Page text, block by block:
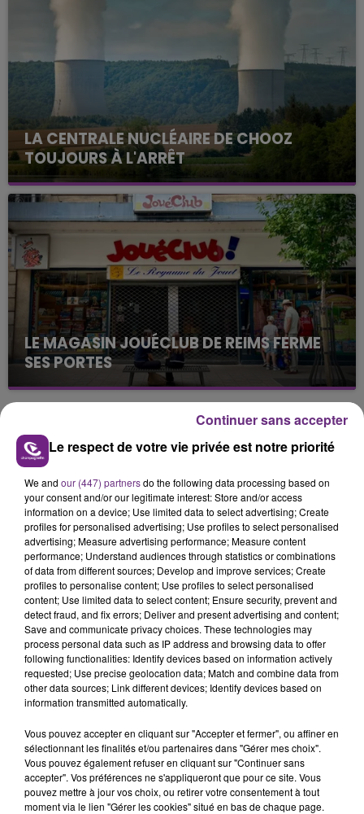
LA CENTRALE NUCLÉAIRE DE CHOOZ
TOUJOURS À L'ARRÊT
Cela fait déjà une semaine que la centrale
nucléaire ardennaise est à l'arrêt. Une situation
justifiée par la sécheresse intense qui est toujours
présente.
LE MAGASIN JOUÉCLUB DE REIMS FERME
SES PORTES
C'était l'une des institutions du centre-ville
rémois. Le magasin JouéClub est contraint de
TITRES DIFFUSÉS
17h41
17h41
ED SHEERAN
Castle On The Hill
17h37
17h37
TAYLOR SWIFT
Elizabeth Taylor
17h34
17h34
Le respect de votre vie privée est notre priorité
We and our (447) partnersdo the following data processing based on
your consent and/or our legitimate interest: Store and/or access
information on a device; Use limited data to select advertising; Create
profiles for personalised advertising; Use profiles to select personalised
advertising; Measure advertising performance; Measure content
performance; Understand audiences through statistics or combinations
of data from different sources; Develop and improve services; Create
profiles to personalise content; Use profiles to select personalised
content; Use limited data to select content; Ensure security, prevent and
detect fraud, and fix errors; Deliver and present advertising and content;
Save and communicate privacy choices. These technologies may
process personal data such as IP address and browsing data to offer
following functionalities: Identify devices based on information actively
requested; Use precise geolocation data; Match and combine data from
other data sources; Link different devices; Identify devices based on
information transmitted automatically.
Vous pouvez accepter en cliquant sur "Accepter et fermer", ou affiner en
sélectionnant les finalités et/ou partenaires dans "Gérer mes choix".
Vous pouvez également refuser en cliquant sur "Continuer sans
accepter". Vos préférences ne s'appliqueront que pour ce site. Vous
pouvez mettre à jour vos choix, ou retirer votre consentement à tout
moment via le lien "Gérer les cookies" situé en bas de chaque page.
Continuer sans accepter